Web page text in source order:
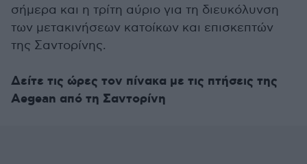
σήμερα και η τρίτη αύριο για τη διευκόλυνση
των μετακινήσεων κατοίκων και επισκεπτών
της Σαντορίνης.
Δείτε τις ώρες τον πίνακα με τις πτήσεις της
Aegean από τη Σαντορίνη